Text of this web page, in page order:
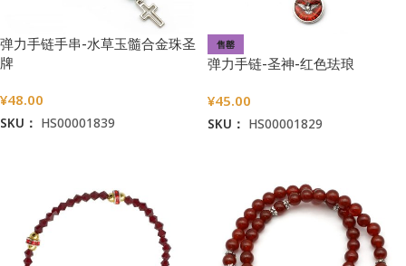
弹力手链手串-水草玉髓合金珠圣
牌
¥48.00
SKU： HS00001839
售罄
弹力手链-圣神-红色珐琅
¥45.00
SKU： HS00001829